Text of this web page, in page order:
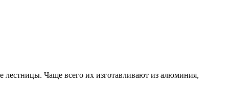
Чаще всего их изготавливают из алюминия,